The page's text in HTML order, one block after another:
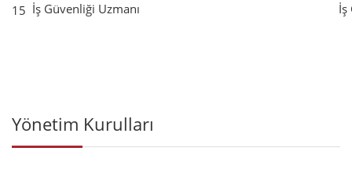
15 İş Güvenliği Uzmanı İş
Yönetim Kurulları